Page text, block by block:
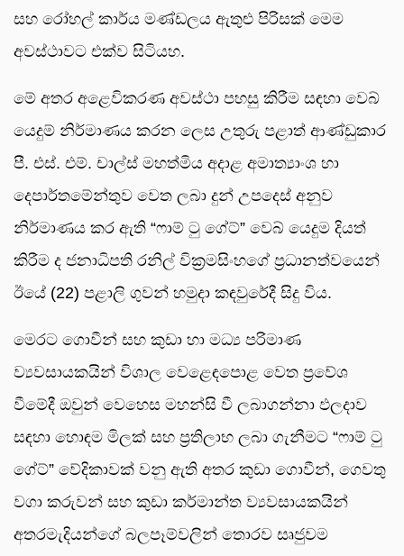
සහ රෝහල් කාර්ය මණ්ඩලය ඇතුළු පිරිසක් මෙම
අවස්ථාවට එක්ව සිටියහ.
මේ අතර අළෙවිකරණ අවස්ථා පහසු කිරීම සඳහා වෙබ්
යෙදුම් නිර්මාණය කරන ලෙස උතුරු පළාත් ආණ්ඩුකාර
පී. එස්. එම්. චාල්ස් මහත්මිය අදාළ අමාත්‍යාංශ හා
දෙපාර්තමේන්තුව වෙත ලබා දුන් උපදෙස් අනුව
නිර්මාණය කර ඇති “ෆාම් ටු ගේට්” වෙබ් යෙදුම දියත්
කිරීම ද ජනාධිපති රනිල් වික්‍රමසිංහගේ ප්‍රධානත්වයෙන්
ඊයේ (22) පළාලි ගුවන් හමුදා කඳවුරේදී සිදු විය.
මෙරට ගොවීන් සහ කුඩා හා මධ්‍ය පරිමාණ
ව්‍යවසායකයින් විශාල වෙළෙඳපොළ වෙත ප්‍රවේශ
වීමේදී ඔවුන් වෙහෙස මහන්සි වී ලබාගන්නා ඵලදාව
සඳහා හොඳම මිලක් සහ ප්‍රතිලාභ ලබා ගැනීමට “ෆාම් ටු
ගේට්” වේදිකාවක් වනු ඇති අතර කුඩා ගොවීන්, ගෙවතු
වගා කරුවන් සහ කුඩා කර්මාන්ත ව්‍යවසායකයින්
අතරමැදියන්ගේ බලපෑම්වලින් තොරව සෘජුවම